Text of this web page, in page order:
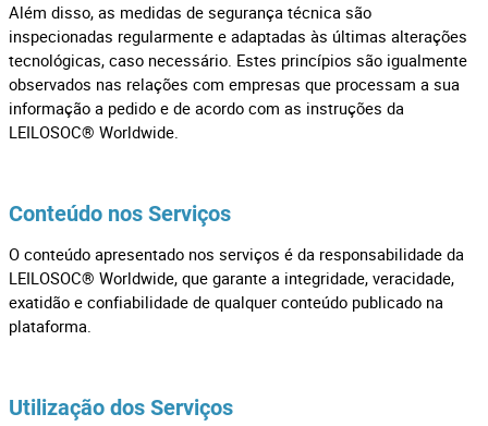
Além disso, as medidas de segurança técnica são
inspecionadas regularmente e adaptadas às últimas alterações
tecnológicas, caso necessário. Estes princípios são igualmente
observados nas relações com empresas que processam a sua
informação a pedido e de acordo com as instruções da
LEILOSOC® Worldwide.
Conteúdo nos Serviços
O conteúdo apresentado nos serviços é da responsabilidade da
LEILOSOC® Worldwide, que garante a integridade, veracidade,
exatidão e confiabilidade de qualquer conteúdo publicado na
plataforma.
Utilização dos Serviços